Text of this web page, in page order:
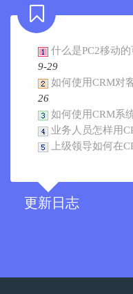
什么是PC2移动
9-29
如何使用CRM对
26
如何使用CRM系
业务人员怎样用
上级领导如何在
更新日志